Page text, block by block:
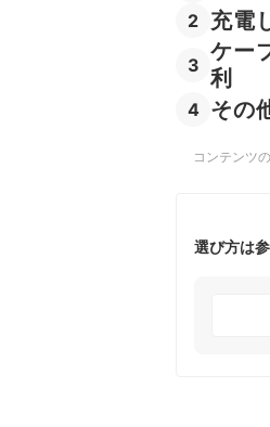
2 充電
3
ケー
利
4 その
コンテンツ
選び方は